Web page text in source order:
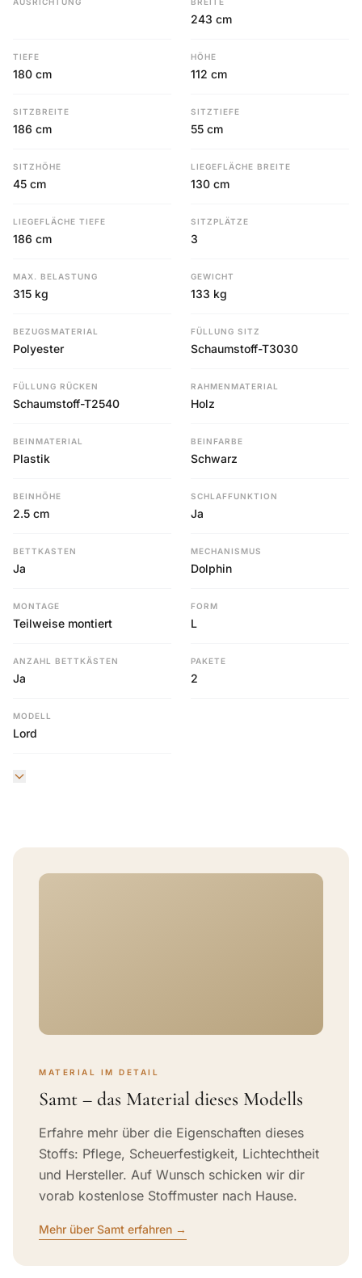
243 cm
TIEFE
180 cm
HÖHE
112 cm
SITZBREITE
186 cm
SITZTIEFE
55 cm
SITZHÖHE
45 cm
LIEGEFLÄCHE BREITE
130 cm
LIEGEFLÄCHE TIEFE
186 cm
SITZPLÄTZE
3
MAX. BELASTUNG
315 kg
GEWICHT
133 kg
BEZUGSMATERIAL
Polyester
FÜLLUNG SITZ
Schaumstoff-T3030
FÜLLUNG RÜCKEN
Schaumstoff-T2540
RAHMENMATERIAL
Holz
BEINMATERIAL
Plastik
BEINFARBE
Schwarz
BEINHÖHE
2.5 cm
SCHLAFFUNKTION
Ja
BETTKASTEN
Ja
MECHANISMUS
Dolphin
MONTAGE
Teilweise montiert
FORM
L
ANZAHL BETTKÄSTEN
Ja
PAKETE
2
MODELL
Lord
MATERIAL IM DETAIL
Samt – das Material dieses Modells
Erfahre mehr über die Eigenschaften dieses
Stoffs: Pflege, Scheuerfestigkeit, Lichtechtheit
und Hersteller. Auf Wunsch schicken wir dir
vorab kostenlose Stoffmuster nach Hause.
Mehr über Samt erfahren →